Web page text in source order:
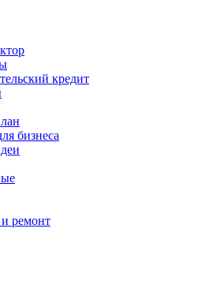
кредит
бизнеса
ремонт